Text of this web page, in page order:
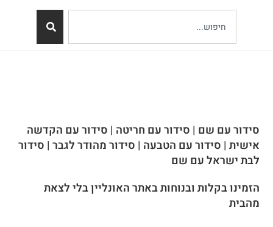
סידור עם שם | סידור עם חריטה | סידור עם הקדשה
אישית | סידור עם הטבעה | סידור מהודר לגבר | סידור
לבת ישראל עם שם
הזמינו בקלות ובנוחות באתר האונליין בלי לצאת
מהבית